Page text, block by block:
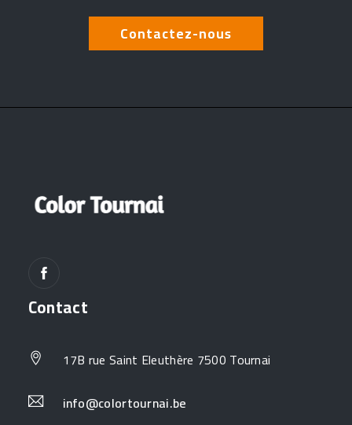
Contactez-nous
Contact
17B rue Saint Eleuthère 7500 Tournai
info@colortournai.be